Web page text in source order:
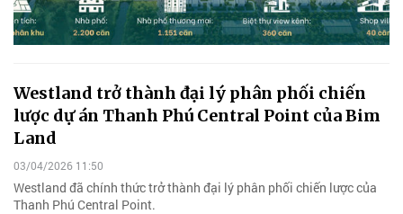
Westland trở thành đại lý phân phối chiến
lược dự án Thanh Phú Central Point của Bim
Land
03/04/2026 11:50
Westland đã chính thức trở thành đại lý phân phối chiến lược của
Thanh Phú Central Point.